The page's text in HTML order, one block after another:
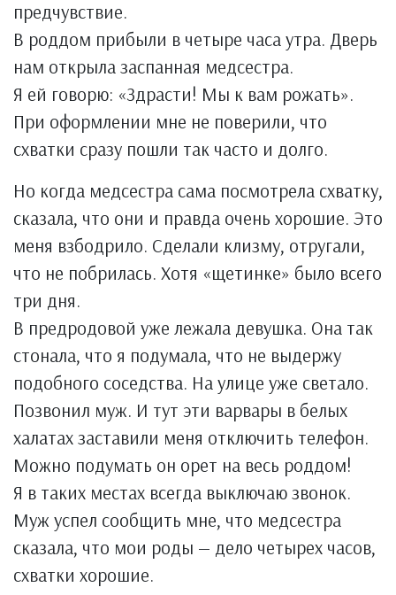
предчувствие.
В роддом прибыли в четыре часа утра. Дверь
нам открыла заспанная медсестра.
Я ей говорю: «Здрасти! Мы к вам рожать».
При оформлении мне не поверили, что
схватки сразу пошли так часто и долго.
Но когда медсестра сама посмотрела схватку,
сказала, что они и правда очень хорошие. Это
меня взбодрило. Сделали клизму, отругали,
что не побрилась. Хотя «щетинке» было всего
три дня.
В предродовой уже лежала девушка. Она так
стонала, что я подумала, что не выдержу
подобного соседства. На улице уже светало.
Позвонил муж. И тут эти варвары в белых
халатах заставили меня отключить телефон.
Можно подумать он орет на весь роддом!
Я в таких местах всегда выключаю звонок.
Муж успел сообщить мне, что медсестра
сказала, что мои роды — дело четырех часов,
схватки хорошие.